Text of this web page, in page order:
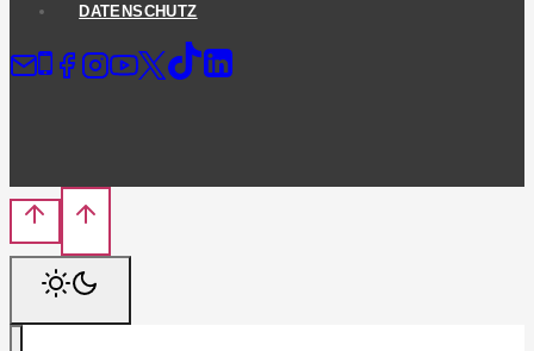
DATENSCHUTZ